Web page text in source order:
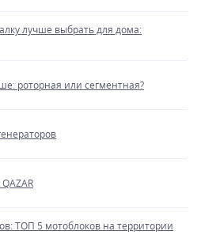
лучше выбрать для дома:
роторная или сегментная?
ТОП 5 мотоблоков на территории